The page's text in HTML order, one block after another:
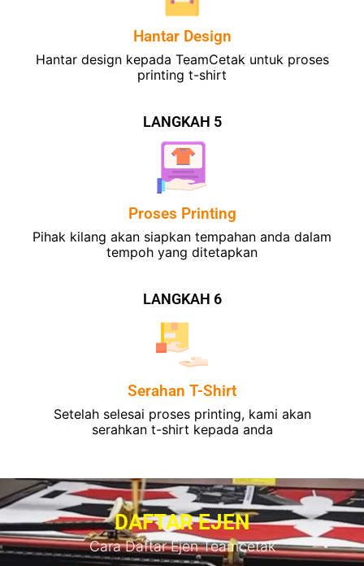
Hantar Design
Hantar design kepada TeamCetak untuk proses
printing t-shirt
LANGKAH 5
Proses Printing
Pihak kilang akan siapkan tempahan anda dalam
tempoh yang ditetapkan
LANGKAH 6
Serahan T-Shirt
Setelah selesai proses printing, kami akan
serahkan t-shirt kepada anda
DAFTAR EJEN
Cara Daftar Ejen Teamcetak